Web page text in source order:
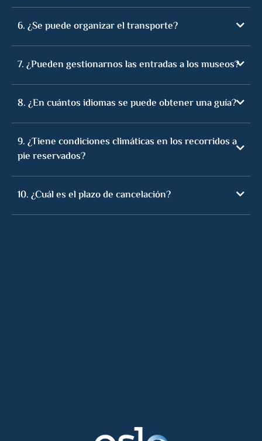
6. ¿Se puede organizar el transporte?
7. ¿Pueden gestionarnos las entradas a los museos?
8. ¿En cuántos idiomas se puede obtener una guía?
9. ¿Tiene condiciones climáticas en los recorridos a
pie reservados?
10. ¿Cuál es el plazo de cancelación?